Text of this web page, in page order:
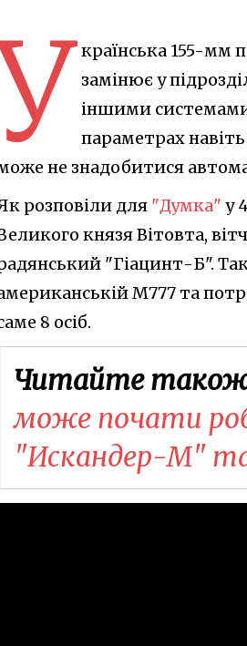
країнська 155-мм
замінює у
іншими системами
параметрах
не знадобитися
розповіли для "Думка" у
князя Вітовта,
"Гіацинт-Б".
M777 та
8 осіб.
Читайте
може почати
"Искандер-М"